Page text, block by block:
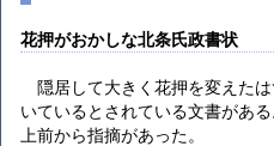
花押がおかしな北条氏政書状
隠居して大きく花押を変えた
いているとされている文書があ
上前から指摘があった。